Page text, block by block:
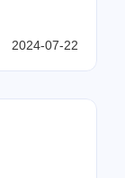
2024-07-22